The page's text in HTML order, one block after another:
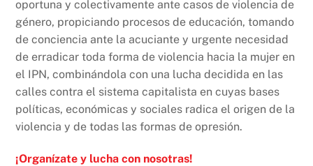
oportuna y colectivamente ante casos de violencia de
género, propiciando procesos de educación, tomando
de conciencia ante la acuciante y urgente necesidad
de erradicar toda forma de violencia hacia la mujer en
el IPN, combinándola con una lucha decidida en las
calles contra el sistema capitalista en cuyas bases
políticas, económicas y sociales radica el origen de la
violencia y de todas las formas de opresión.
¡Organízate y lucha con nosotras!